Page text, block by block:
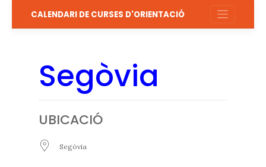
contingut
CALENDARI DE CURSES D'ORIENTACIÓ
Segòvia
UBICACIÓ
Segóvia